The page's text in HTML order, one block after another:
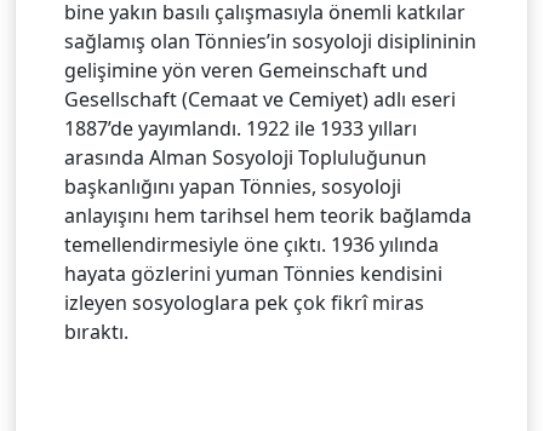
bine yakın basılı çalışmasıyla önemli katkılar
sağlamış olan Tönnies’in sosyoloji disiplininin
gelişimine yön veren Gemeinschaft und
Gesellschaft (Cemaat ve Cemiyet) adlı eseri
1887’de yayımlandı. 1922 ile 1933 yılları
arasında Alman Sosyoloji Topluluğunun
başkanlığını yapan Tönnies, sosyoloji
anlayışını hem tarihsel hem teorik bağlamda
temellendirmesiyle öne çıktı. 1936 yılında
hayata gözlerini yuman Tönnies kendisini
izleyen sosyologlara pek çok fikrî miras
bıraktı.